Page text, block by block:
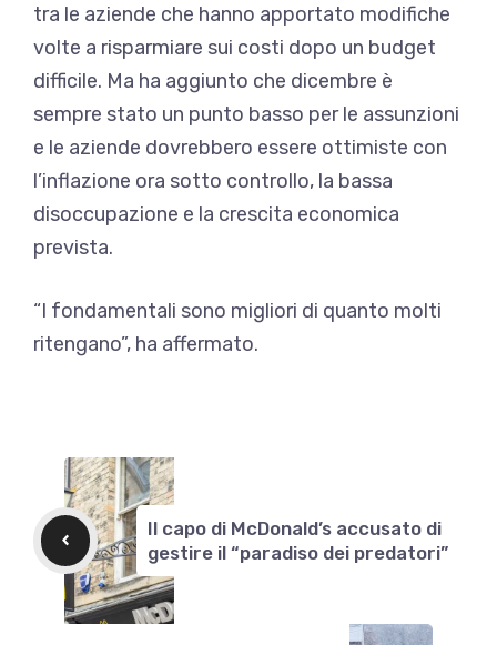
tra le aziende che hanno apportato modifiche
volte a risparmiare sui costi dopo un budget
difficile. Ma ha aggiunto che dicembre è
sempre stato un punto basso per le assunzioni
e le aziende dovrebbero essere ottimiste con
l’inflazione ora sotto controllo, la bassa
disoccupazione e la crescita economica
prevista.
“I fondamentali sono migliori di quanto molti
ritengano”, ha affermato.
Il capo di McDonald’s accusato di
gestire il “paradiso dei predatori”